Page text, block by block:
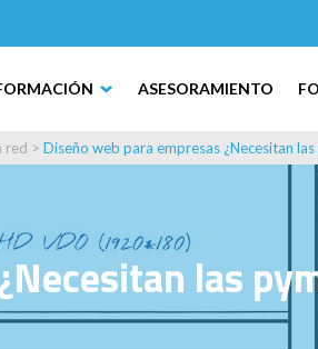
ASESORAMIENTO
red > Diseño web para empresas ¿Necesitan
las